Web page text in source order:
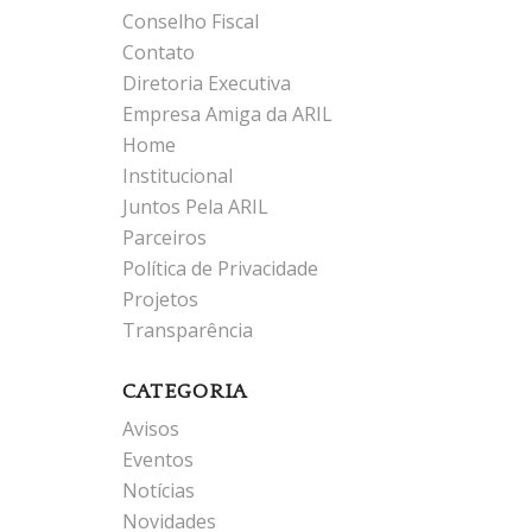
Conselho Fiscal
Contato
Diretoria Executiva
Empresa Amiga da ARIL
Home
Institucional
Juntos Pela ARIL
Parceiros
Política de Privacidade
Projetos
Transparência
CATEGORIA
Avisos
Eventos
Notícias
Novidades